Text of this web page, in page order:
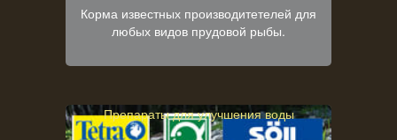
Корма известных производитетелей для
любых видов прудовой рыбы.
Препараты для улучшения воды